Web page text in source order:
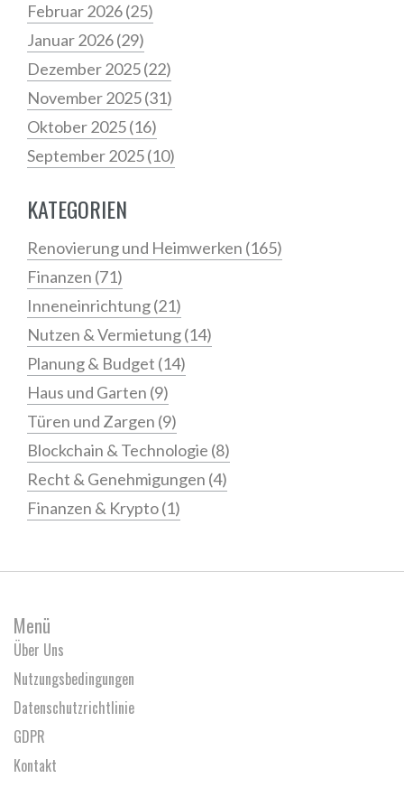
Februar 2026(25)
Januar 2026(29)
Dezember 2025(22)
November 2025(31)
Oktober 2025(16)
September 2025(10)
KATEGORIEN
Renovierung und Heimwerken (165)
Finanzen (71)
Inneneinrichtung(21)
Nutzen & Vermietung(14)
Planung & Budget (14)
Haus und Garten (9)
Türen und Zargen (9)
Blockchain & Technologie (8)
Recht & Genehmigungen (4)
Finanzen & Krypto(1)
Menü
Über Uns
Nutzungsbedingungen
Datenschutzrichtlinie
GDPR
Kontakt